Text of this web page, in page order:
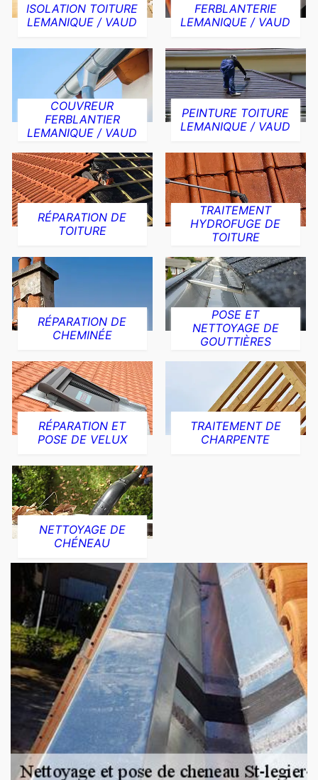
ISOLATION TOITURE
LEMANIQUE / VAUD
FERBLANTERIE
LEMANIQUE / VAUD
COUVREUR
FERBLANTIER
LEMANIQUE / VAUD
PEINTURE TOITURE
LEMANIQUE / VAUD
RÉPARATION DE
TOITURE
TRAITEMENT
HYDROFUGE DE
TOITURE
RÉPARATION DE
CHEMINÉE
POSE ET
NETTOYAGE DE
GOUTTIÈRES
RÉPARATION ET
POSE DE VELUX
TRAITEMENT DE
CHARPENTE
NETTOYAGE DE
CHÉNEAU